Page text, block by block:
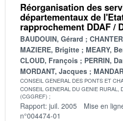
Réorganisation des
départementaux de
rapprochement DDAF /
BAUDOUIN, Gérard
MAZIERE, Brigitte
MEARY,
CLOUD, François
PERRIN,
MORDANT, Jacques
CONSEIL GENERAL DES PONTS ET
CONSEIL GENERAL DU GENIE RURAL,
(CGGREF)
Rapport: juil. 2005 Mise en
n°004474-01